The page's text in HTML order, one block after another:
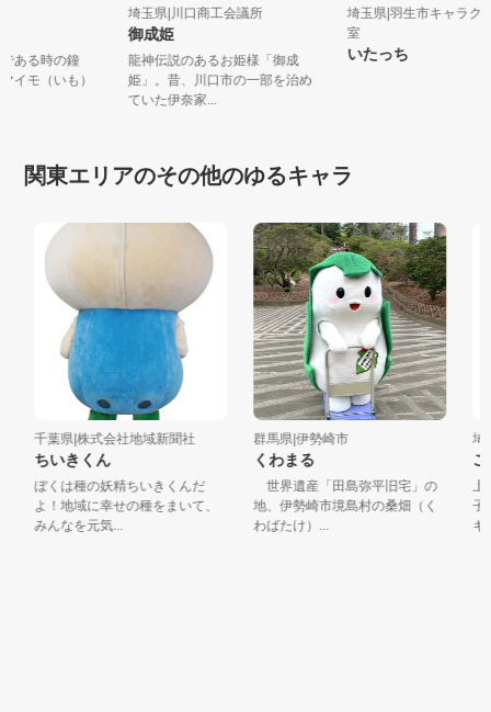
である時の鐘
マイモ（いも）
埼玉県|川口商工会議所
御成姫
龍神伝説のあるお姫様「御成
姫」。昔、川口市の一部を治め
ていた伊奈家...
埼玉県|羽生市キャラ
室
いたっち
関東エリアのその他のゆるキャラ
千葉県|株式会社地域新聞社
ちいきくん
ぼくは種の妖精ちいきくんだ
よ！地域に幸せの種をまいて、
みんなを元気...
群馬県|伊勢崎市
くわまる
世界遺産「田島弥平旧宅」の
地、伊勢崎市境島村の桑畑（く
わばたけ）...
埼
こ
上
子
キ